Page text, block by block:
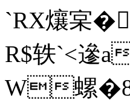
`RX爙宲
R$轶`<遪
W螺